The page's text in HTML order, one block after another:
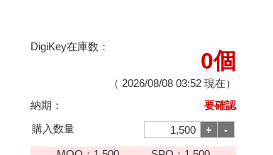
DigiKey在庫数：
0個
（ 2026/08/08 03:52 現在）
納期：
要確認
購入数量